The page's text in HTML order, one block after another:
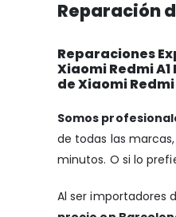
Reparación
Reparaciones
Xiaomi Redmi
de Xiaomi Redmi
Somos
de todas las
minutos. O si lo
Al ser importadores